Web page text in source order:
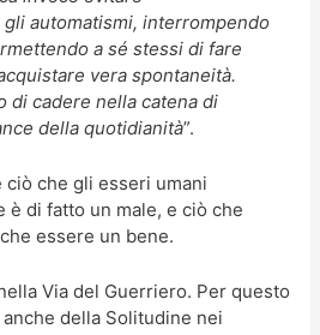
automatismi, interrompendo
a sé stessi di fare
vera spontaneità.
di cadere nella catena di
della quotidianità”.
che gli esseri umani
è di fatto un male, e ciò che
essere un bene.
Via del Guerriero. Per questo
della Solitudine nei